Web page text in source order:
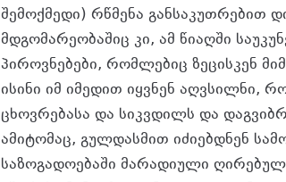
შემოქმედი) რწმენა განსაკუთრებით
მდგომარეობაშიც კი, ამ წიაღში
პიროვნებები, რომლებიც ზეცისკენ
ისინი იმ იმედით იყვნენ აღვსილნი,
ცხოვრებასა და სიკვდილს და
ამიტომაც, გულდასმით იძიებდნენ
საზოგადოებაში მარადიული